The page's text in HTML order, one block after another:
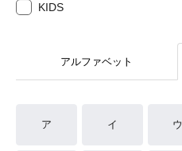
KIDS
アルファベット
ア イ ウ